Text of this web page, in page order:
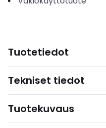
Tuotetiedot
Tekniset tiedot
Tuotekuvaus